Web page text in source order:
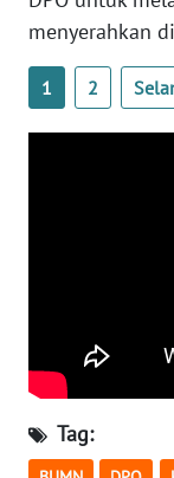
menyerahkan
1 2
Tag:
WN
NUSANTARA
KALBAR